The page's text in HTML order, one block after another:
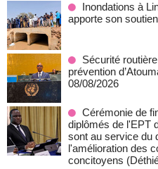
Inondations à
apporte son
Sécurité
prévention
08/08/2026
Cérémonie de
diplômés de l'EPT
sont au service du
l'amélioration des
concitoyens